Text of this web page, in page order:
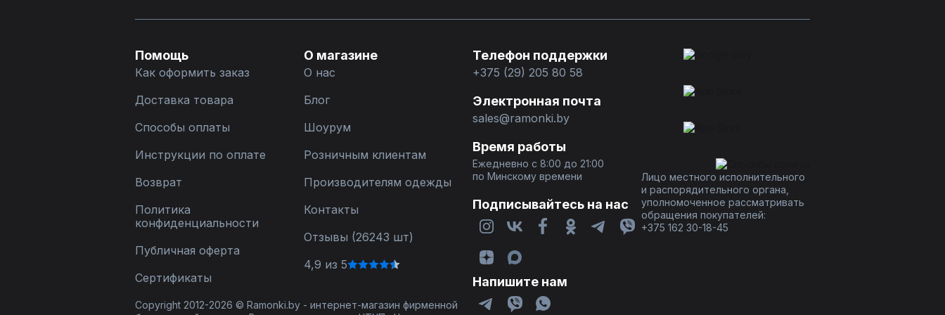
Помощь
Как оформить заказ
Доставка товара
Способы оплаты
Инструкции по оплате
Возврат
Политика
конфиденциальности
Публичная оферта
Сертификаты
О магазине
О нас
Блог
Шоурум
Розничным клиентам
Производителям одежды
Контакты
Отзывы (26243 шт)
4,9 из 5
Телефон поддержки
+375 (29) 205 80 58
Электронная почта
sales@ramonki.by
Время работы
Ежедневно с 8:00 до 21:00
по Минскому времени
Подписывайтесь на нас
Напишите нам
Лицо местного исполнительного
и распорядительного органа,
уполномоченное рассматривать
обращения покупателей:
+375 162 30-18-45
Copyright 2012-2026 © Ramonki.by - интернет-магазин фирменной